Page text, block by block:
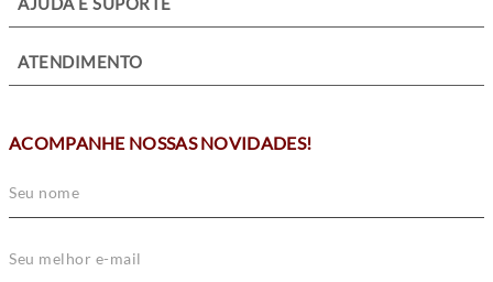
ATENDIMENTO
ACOMPANHE NOSSAS NOVIDADES!